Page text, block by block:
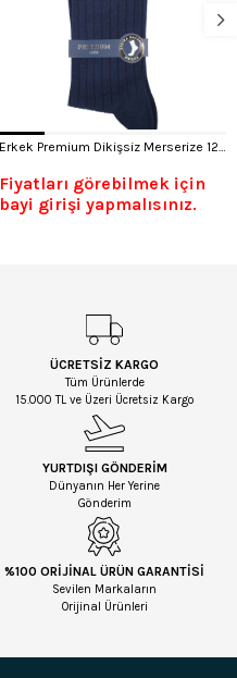
Fiyatları görebilmek için
bayi girişi yapmalısınız.
ÜCRETSİZ KARGO
Tüm Ürünlerde
15.000 TL ve Üzeri Ücretsiz Kargo
YURTDIŞI GÖNDERİM
Dünyanın Her Yerine
Gönderim
%100 ORİJİNAL ÜRÜN GARANTİSİ
Sevilen Markaların
Orijinal Ürünleri